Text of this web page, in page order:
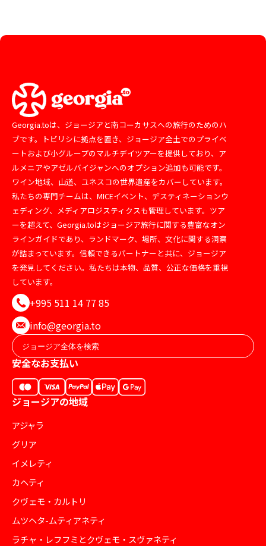
Georgia.toは、ジョージアと南コーカサスへの旅行のためのハ
ブです。トビリシに拠点を置き、ジョージア全土でのプライベ
ートおよび小グループのマルチデイツアーを提供しており、ア
ルメニアやアゼルバイジャンへのオプション追加も可能です。
ワイン地域、山道、ユネスコの世界遺産をカバーしています。
私たちの専門チームは、MICEイベント、デスティネーションウ
ェディング、メディアロジスティクスも管理しています。ツア
ーを超えて、Georgia.toはジョージア旅行に関する豊富なオン
ラインガイドであり、ランドマーク、場所、文化に関する洞察
が詰まっています。信頼できるパートナーと共に、ジョージア
を発見してください。私たちは本物、品質、公正な価格を重視
しています。
+995 511 14 77 85
info@georgia.to
安全なお支払い
ジョージアの地域
アジャラ
グリア
イメレティ
カヘティ
クヴェモ・カルトリ
ムツヘタ-ムティアネティ
ラチャ・レフフミとクヴェモ・スヴァネティ